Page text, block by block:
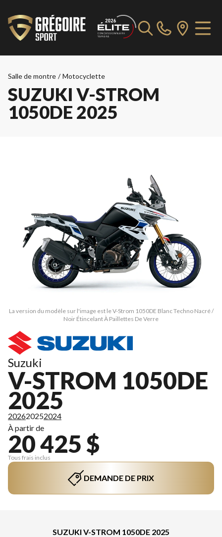
Salle de montre / Motocyclette
SUZUKI V-STROM
1050DE 2025
La version du modèle sur l'image est le V-Strom 1050DE Blanc Techno Nacré /
Noir Étincelant À Paillettes De Verre
Suzuki
V-STROM 1050DE
2025
202620252024
À partir de
20 425 $
Tous frais inclus
DEMANDE DE PRIX
SUZUKI V-STROM 1050DE 2025